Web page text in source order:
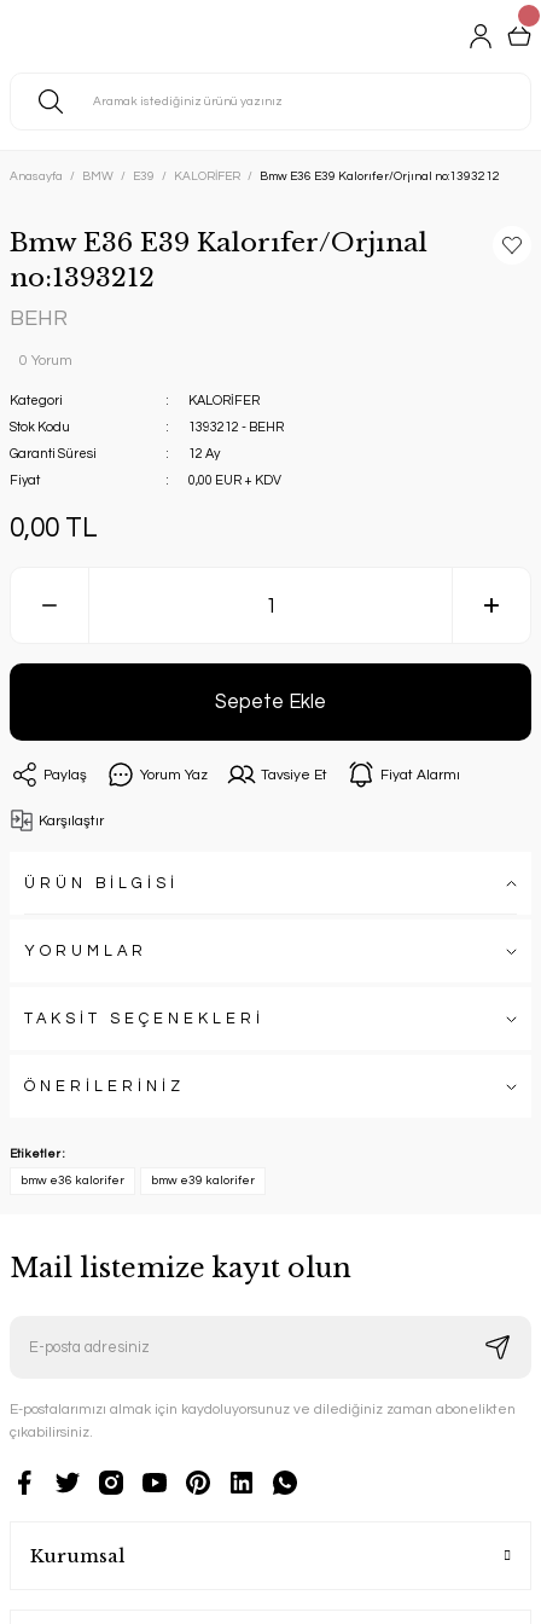
Anasayfa BMW E39 KALORİFER Bmw E36 E39 Kalorıfer/Orjınal no:1393212
Bmw E36 E39 Kalorıfer/Orjınal
no:1393212
BEHR
0 Yorum
Kategori
KALORİFER
Stok Kodu
1393212 - BEHR
Garanti Süresi
12 Ay
Fiyat
0,00 EUR + KDV
0,00 TL
Sepete Ekle
Paylaş Yorum Yaz Tavsiye Et Fiyat Alarmı
Karşılaştır
ÜRÜN BİLGİSİ
YORUMLAR
TAKSİT SEÇENEKLERİ
ÖNERİLERİNİZ
Etiketler :
bmw e36 kalorifer bmw e39 kalorifer
Mail listemize kayıt olun
E-postalarımızı almak için kaydoluyorsunuz ve dilediğiniz zaman abonelikten
çıkabilirsiniz.
Kurumsal